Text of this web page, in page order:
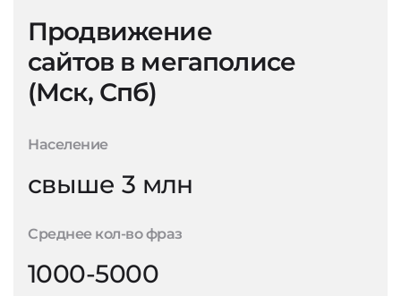
Продвижение
сайтов в мегаполисе
(Мск, Спб)
Население
свыше 3 млн
Среднее кол-во фраз
1000-5000